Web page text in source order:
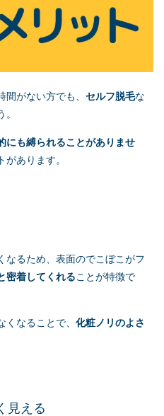
がない方でも、 セルフ脱毛な
にも縛られることがありませ
あります。
なるため、表面のでこぼこがフ
密着してくれることが特徴で
なることで、 化粧ノリのよさ
見える